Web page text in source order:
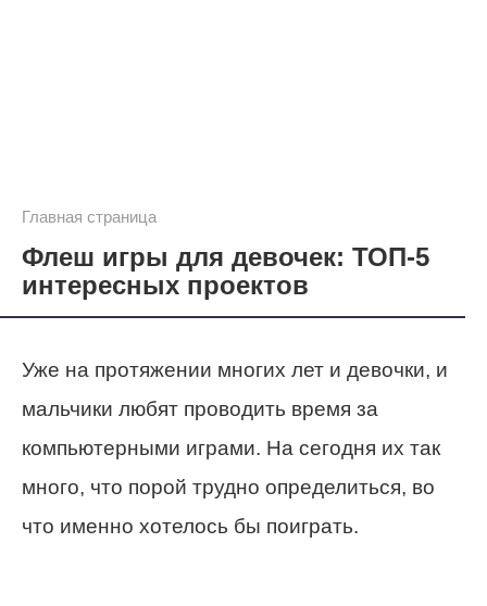
Главная страница
Флеш игры для девочек: ТОП-5
интересных проектов
Уже на протяжении многих лет и девочки, и
мальчики любят проводить время за
компьютерными играми. На сегодня их так
много, что порой трудно определиться, во
что именно хотелось бы поиграть.